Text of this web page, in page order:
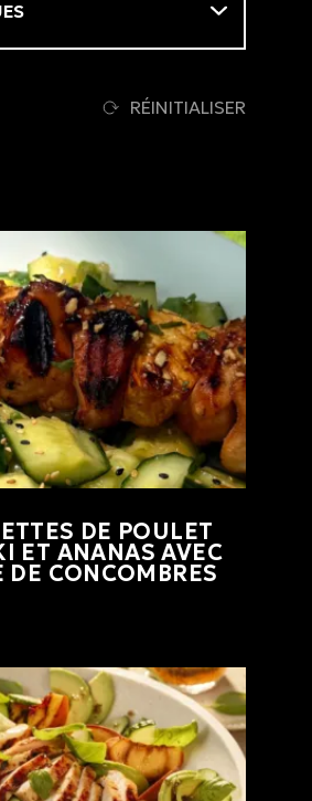
RÉINITIALISER
DE POULET
ET ANANAS AVEC
DE CONCOMBRES